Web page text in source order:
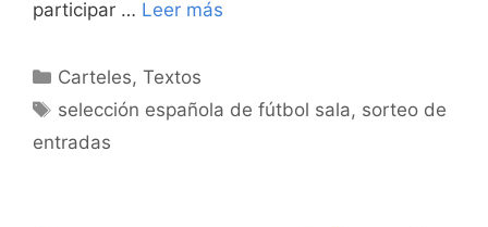
participar … Leer más
Categorías
Carteles,Textos
Etiquetas
selección española de fútbol sala, sorteo de
entradas